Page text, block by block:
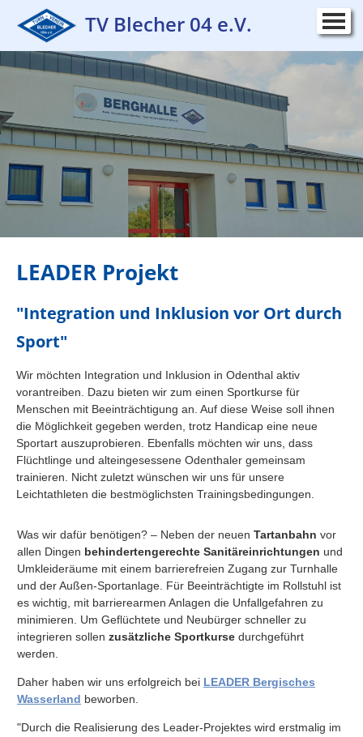
TV Blecher 04 e.V.
LEADER Projekt
"Integration und Inklusion vor Ort durch
Sport"
Wir möchten Integration und Inklusion in Odenthal aktiv
vorantreiben. Dazu bieten wir zum einen Sportkurse für
Menschen mit Beeinträchtigung an. Auf diese Weise soll ihnen
die Möglichkeit gegeben werden, trotz Handicap eine neue
Sportart auszuprobieren. Ebenfalls möchten wir uns, dass
Flüchtlinge und alteingesessene Odenthaler gemeinsam
trainieren. Nicht zuletzt wünschen wir uns für unsere
Leichtathleten die bestmöglichsten Trainingsbedingungen.
Was wir dafür benötigen? – Neben der neuen Tartanbahn vor
allen Dingen behindertengerechte Sanitäreinrichtungen und
Umkleideräume mit einem barrierefreien Zugang zur Turnhalle
und der Außen-Sportanlage. Für Beeinträchtigte im Rollstuhl ist
es wichtig, mit barrierearmen Anlagen die Unfallgefahren zu
minimieren. Um Geflüchtete und Neubürger schneller zu
integrieren sollen zusätzliche Sportkurse durchgeführt
werden.
Daher haben wir uns erfolgreich bei LEADER Bergisches
Wasserland beworben.
"Durch die Realisierung des Leader-Projektes wird erstmalig im
Startseite ▼
Verein
Mitglied werden
Leitbild
Schutzkonzept
Sportstätten
Vereinsorganisation
Verbände & Gemeinde
Sportangebot
Kurse
Kontakt
Impressum